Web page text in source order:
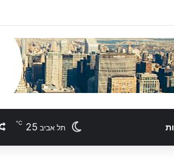
תל אביב 25
℃